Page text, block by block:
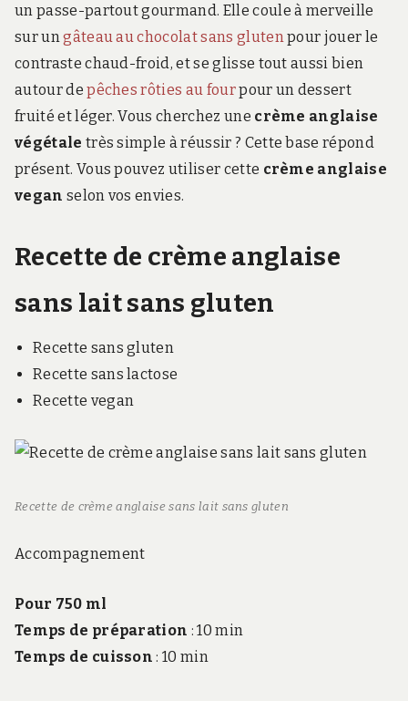
un passe-partout gourmand. Elle coule à merveille
sur ungâteau au chocolat sans glutenpour jouer le
contraste chaud-froid, et se glisse tout aussi bien
autour depêches rôties au fourpour un dessert
fruité et léger. Vous cherchez une crème anglaise
végétale très simple à réussir ? Cette base répond
présent. Vous pouvez utiliser cette crème anglaise
vegan selon vos envies.
Recette de crème anglaise
sans lait sans gluten
Recette sans gluten
Recette sans lactose
Recette vegan
Recette de crème anglaise sans lait sans gluten
Accompagnement
Pour 750 ml
Temps de préparation :10 min
Temps de cuisson :10 min